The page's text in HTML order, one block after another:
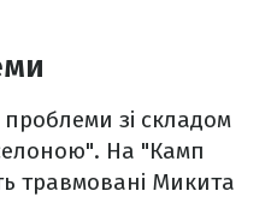
зі складом
На "Камп
травмовані Микита